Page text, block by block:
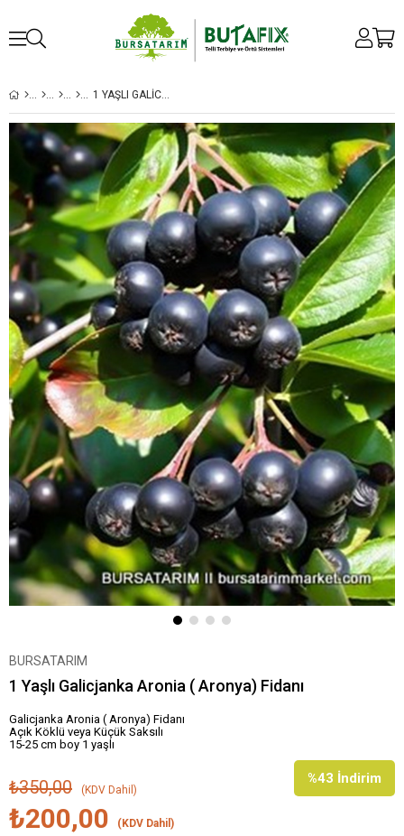
1 YAŞLI GALICJANKA ARONIA ( ARONYA) FIDANI
BURSATARIM
1 Yaşlı Galicjanka Aronia ( Aronya) Fidanı
Galicjanka Aronia ( Aronya) Fidanı
Açık Köklü veya Küçük Saksılı
15-25 cm boy 1 yaşlı
%43 İndirim
₺350,00 (KDV Dahil)
₺200,00 (KDV Dahil)